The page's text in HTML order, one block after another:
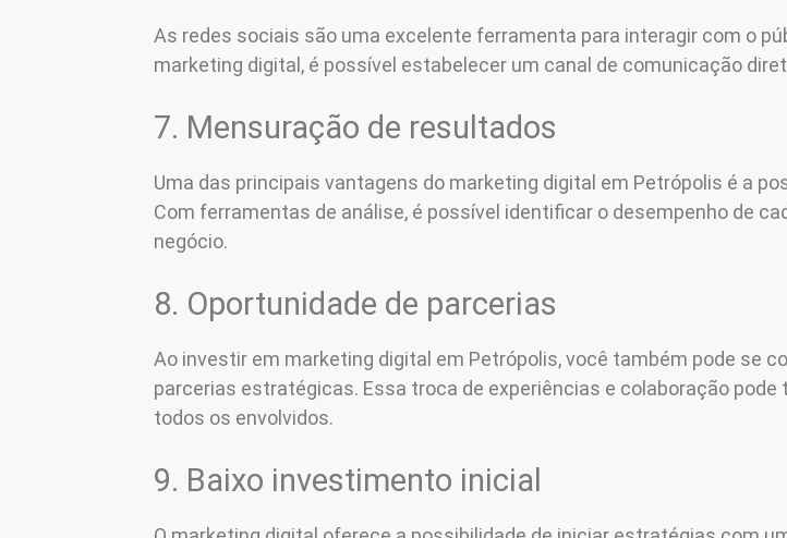
As redes sociais são uma excelente ferramenta para interagir com o
marketing digital, é possível estabelecer um canal de comunicação
7. Mensuração de resultados
Uma das principais vantagens do marketing digital em Petrópolis é a
Com ferramentas de análise, é possível identificar o desempenho de
negócio.
8. Oportunidade de parcerias
Ao investir em marketing digital em Petrópolis, você também pode se
parcerias estratégicas. Essa troca de experiências e colaboração
todos os envolvidos.
9. Baixo investimento inicial